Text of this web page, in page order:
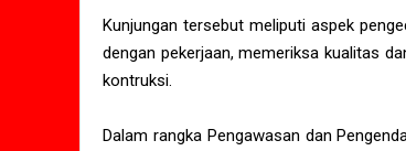
Kunjungan tersebut meliputi aspek
dengan pekerjaan, memeriksa kualitas
kontruksi.
Dalam rangka Pengawasan dan